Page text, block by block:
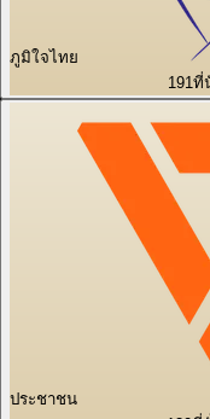
ภูมิใจไทย
191ที่
ประชาชน